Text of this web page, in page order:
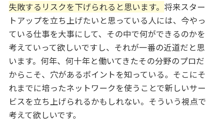
失敗するリスクを下げられると思います。 将来スター
トアップを立ち上げたいと思っている人には、今やっ
ている仕事を大事にして、その中で何ができるのかを
考えていって欲しいですし、それが一番の近道だと思
います。何年、何十年と働いてきたその分野のプロだ
からこそ、穴があるポイントを知っている。そこにそ
れまでに培ったネットワークを使うことで新しいサー
ビスを立ち上げられるかもしれない。そういう視点で
考えて欲しいです。